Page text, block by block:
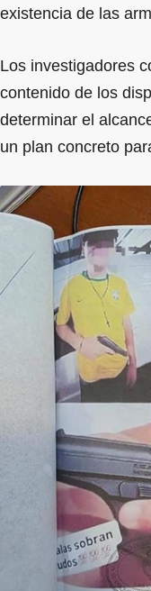
existencia de las
Los investigadores
contenido de los
determinar el
un plan concreto